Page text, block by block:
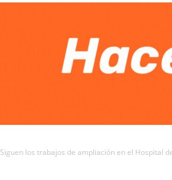
Siguen los trabajos de ampliación en el Hospital